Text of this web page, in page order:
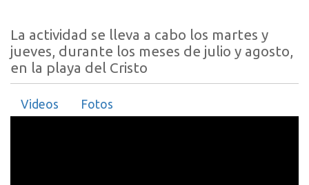
La actividad se lleva a cabo los martes y
jueves, durante los meses de julio y agosto,
en la playa del Cristo
Videos Fotos